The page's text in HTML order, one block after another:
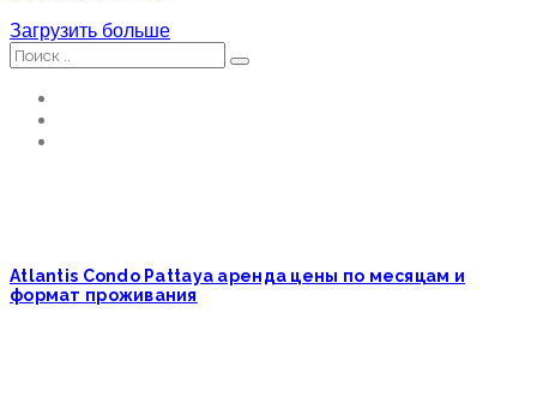
Загрузить больше
Atlantis Condo Pattaya аренда цены по месяцам и
формат проживания